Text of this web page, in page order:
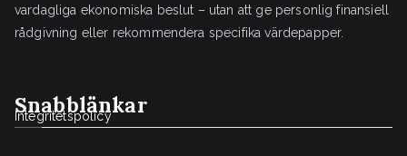
vardagliga ekonomiska beslut – utan att ge personlig finansiell
rådgivning eller rekommendera specifika värdepapper.
Snabblänkar
Integritetspolicy